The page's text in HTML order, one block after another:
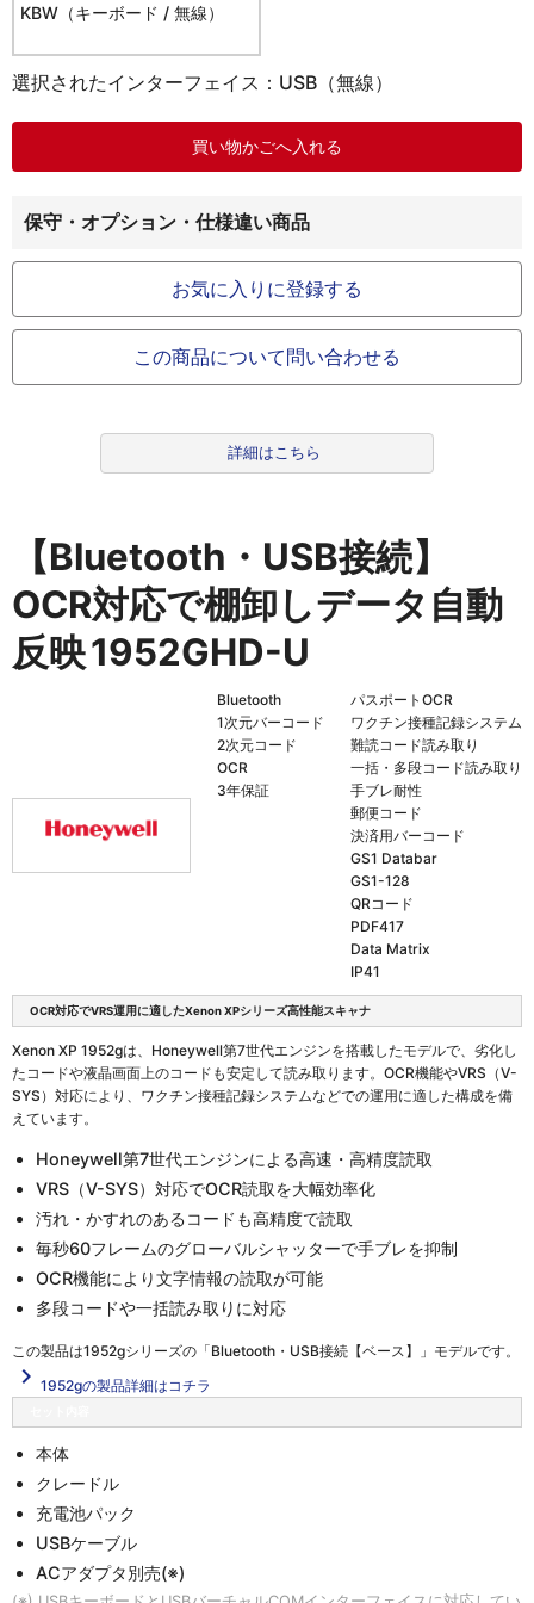
KBW（キーボード / 無線）
選択されたインターフェイス：USB（無線）
保守・オプション・仕様違い商品
お気に入りに登録する
この商品について問い合わせる
詳細はこちら
【Bluetooth・USB接続】
OCR対応で棚卸しデータ自動
反映1952GHD-U
Bluetooth
1次元バーコード
2次元コード
OCR
3年保証
パスポートOCR
ワクチン接種記録システム
難読コード読み取り
一括・多段コード読み取り
手ブレ耐性
郵便コード
決済用バーコード
GS1 Databar
GS1-128
QRコード
PDF417
Data Matrix
IP41
OCR対応でVRS運用に適したXenon XPシリーズ高性能スキャナ
Xenon XP 1952gは、Honeywell第7世代エンジンを搭載したモデルで、劣化し
たコードや液晶画面上のコードも安定して読み取ります。OCR機能やVRS（V-
SYS）対応により、ワクチン接種記録システムなどでの運用に適した構成を備
えています。
Honeywell第7世代エンジンによる高速・高精度読取
VRS（V-SYS）対応でOCR読取を大幅効率化
汚れ・かすれのあるコードも高精度で読取
毎秒60フレームのグローバルシャッターで手ブレを抑制
OCR機能により文字情報の読取が可能
多段コードや一括読み取りに対応
この製品は1952gシリーズの「Bluetooth・USB接続【ベース】」 モデルです。
navigate_next 1952gの製品詳細はコチラ
本体
クレードル
充電池パック
USBケーブル
ACアダプタ別売(※)